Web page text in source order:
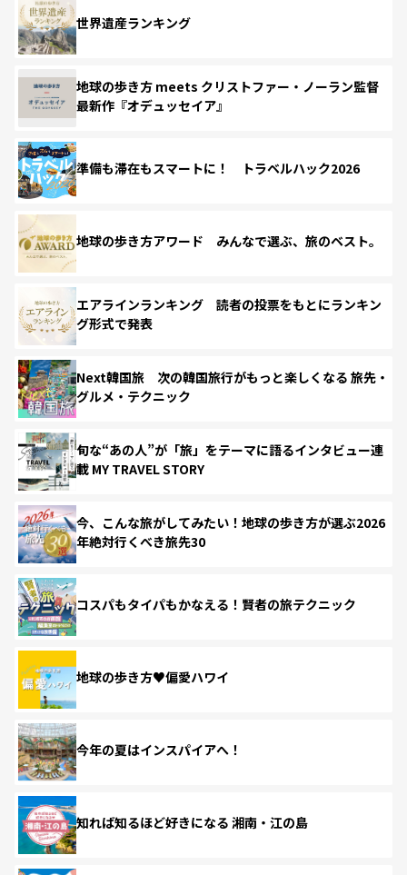
世界遺産ランキング
地球の歩き方 meets クリストファー・ノーラン監督
最新作『オデュッセイア』
準備も滞在もスマートに！ トラベルハック2026
地球の歩き方アワード みんなで選ぶ、旅のベスト。
エアラインランキング 読者の投票をもとにランキン
グ形式で発表
Next韓国旅 次の韓国旅行がもっと楽しくなる 旅先・
グルメ・テクニック
旬な“あの人”が「旅」をテーマに語るインタビュー連
載 MY TRAVEL STORY
今、こんな旅がしてみたい！地球の歩き方が選ぶ2026
年絶対行くべき旅先30
コスパもタイパもかなえる！賢者の旅テクニック
地球の歩き方♥偏愛ハワイ
今年の夏はインスパイアへ！
知れば知るほど好きになる 湘南・江の島